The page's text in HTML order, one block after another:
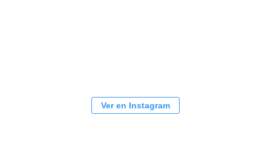
Ver en Instagram